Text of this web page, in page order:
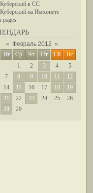
в СС
на Имхонете
pages
« Февраль 2012 »
Вт Ср Чт Пт Сб
Вс
1
2 3 4
5
7 8 9 10 11
12
14 15 16 17 18
19
21 22 23 24 25
26
28 29